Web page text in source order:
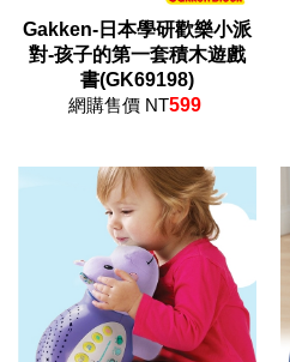
Gakken-日本學研歡樂小派
對-孩子的第一套積木遊戲
書(GK69198)
網購售價 NT599